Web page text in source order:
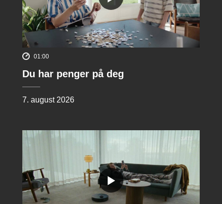
01:00
Du har penger på deg
7. august 2026